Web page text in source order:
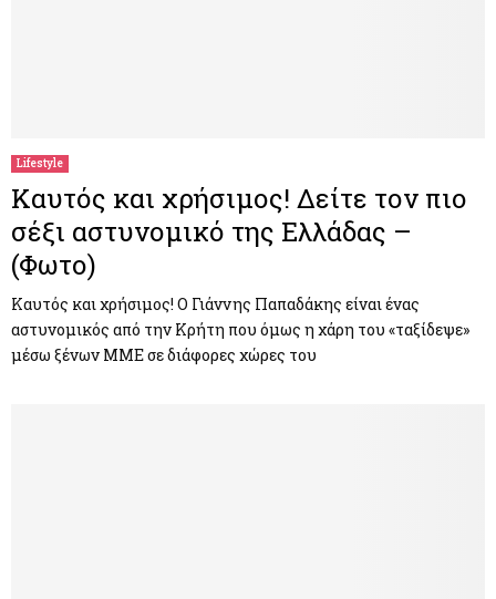
Lifestyle
Καυτός και χρήσιμος! Δείτε τον πιο
σέξι αστυνομικό της Ελλάδας –
(Φωτο)
Καυτός και χρήσιμος! Ο Γιάννης Παπαδάκης είναι ένας
αστυνομικός από την Κρήτη που όμως η χάρη του «ταξίδεψε»
μέσω ξένων ΜΜΕ σε διάφορες χώρες του